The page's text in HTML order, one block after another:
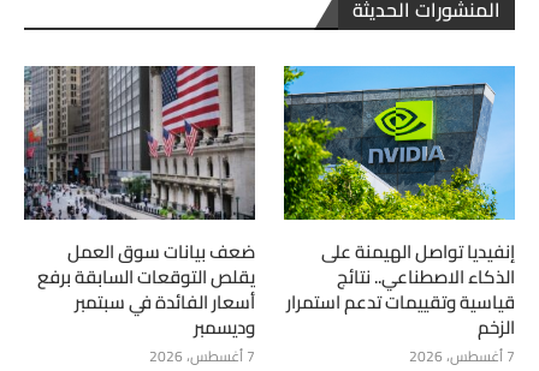
المنشورات الحديثة
إنفيديا تواصل الهيمنة على
الذكاء الاصطناعي.. نتائج
قياسية وتقييمات تدعم استمرار
الزخم
7 أغسطس، 2026
ضعف بيانات سوق العمل
يقلص التوقعات السابقة برفع
أسعار الفائدة في سبتمبر
وديسمبر
7 أغسطس، 2026